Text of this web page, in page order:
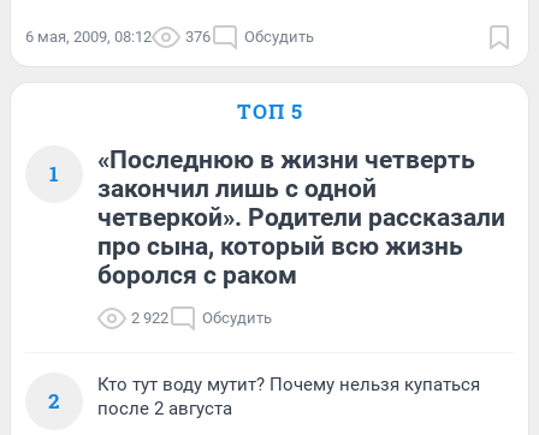
6 мая, 2009, 08:12 376 Обсудить
ТОП 5
1
«Последнюю в жизни четверть
закончил лишь с одной
четверкой». Родители рассказали
про сына, который всю жизнь
боролся с раком
2 922 Обсудить
2
Кто тут воду мутит? Почему нельзя купаться
после 2 августа